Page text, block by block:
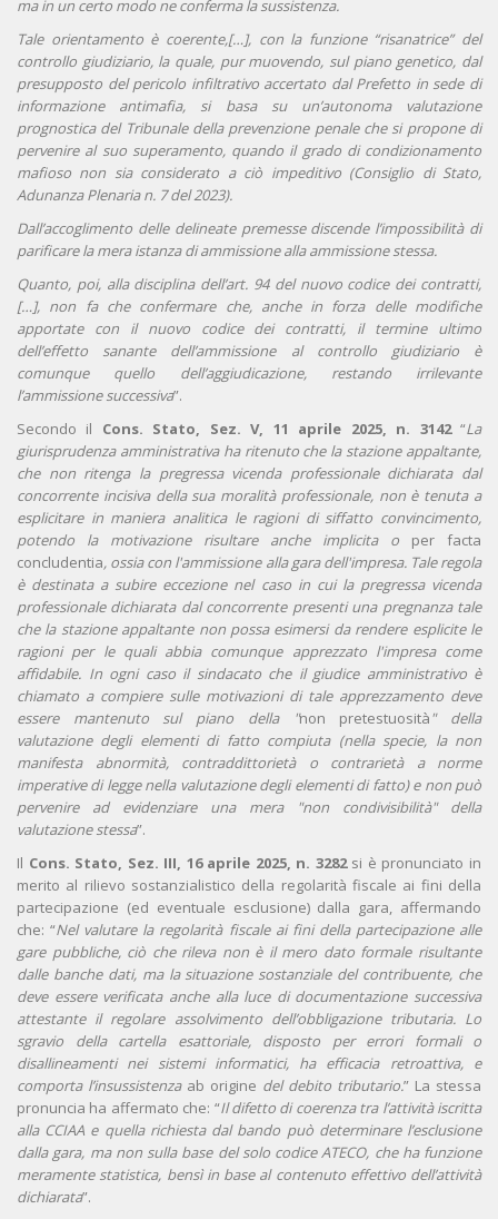
ma in un certo modo ne conferma la sussistenza.
Tale orientamento è coerente,[…], con la funzione “risanatrice” del
controllo giudiziario, la quale, pur muovendo, sul piano genetico, dal
presupposto del pericolo infiltrativo accertato dal Prefetto in sede di
informazione antimafia, si basa su un’autonoma valutazione
prognostica del Tribunale della prevenzione penale che si propone di
pervenire al suo superamento, quando il grado di condizionamento
mafioso non sia considerato a ciò impeditivo (Consiglio di Stato,
Adunanza Plenaria n. 7 del 2023).
Dall’accoglimento delle delineate premesse discende l’impossibilità di
parificare la mera istanza di ammissione alla ammissione stessa.
Quanto, poi, alla disciplina dell’art. 94 del nuovo codice dei contratti,
[…], non fa che confermare che, anche in forza delle modifiche
apportate con il nuovo codice dei contratti, il termine ultimo
dell’effetto sanante dell’ammissione al controllo giudiziario è
comunque quello dell’aggiudicazione, restando irrilevante
l’ammissione successiva”.
Secondo il Cons. Stato, Sez. V, 11 aprile 2025, n. 3142“La
giurisprudenza amministrativa ha ritenuto che la stazione appaltante,
che non ritenga la pregressa vicenda professionale dichiarata dal
concorrente incisiva della sua moralità professionale, non è tenuta a
esplicitare in maniera analitica le ragioni di siffatto convincimento,
potendo la motivazione risultare anche implicita o per facta
concludentia, ossia con l'ammissione alla gara dell'impresa. Tale regola
è destinata a subire eccezione nel caso in cui la pregressa vicenda
professionale dichiarata dal concorrente presenti una pregnanza tale
che la stazione appaltante non possa esimersi da rendere esplicite le
ragioni per le quali abbia comunque apprezzato l'impresa come
affidabile. In ogni caso il sindacato che il giudice amministrativo è
chiamato a compiere sulle motivazioni di tale apprezzamento deve
essere mantenuto sul piano della "non pretestuosità" della
valutazione degli elementi di fatto compiuta (nella specie, la non
manifesta abnormità, contraddittorietà o contrarietà a norme
imperative di legge nella valutazione degli elementi di fatto) e non può
pervenire ad evidenziare una mera "non condivisibilità" della
valutazione stessa”.
Il Cons. Stato, Sez. III, 16 aprile 2025, n. 3282si è pronunciato in
merito al rilievo sostanzialistico della regolarità fiscale ai fini della
partecipazione (ed eventuale esclusione) dalla gara, affermando
che: “Nel valutare la regolarità fiscale ai fini della partecipazione alle
gare pubbliche, ciò che rileva non è il mero dato formale risultante
dalle banche dati, ma la situazione sostanziale del contribuente, che
deve essere verificata anche alla luce di documentazione successiva
attestante il regolare assolvimento dell’obbligazione tributaria. Lo
sgravio della cartella esattoriale, disposto per errori formali o
disallineamenti nei sistemi informatici, ha efficacia retroattiva, e
comporta l’insussistenza ab origine del debito tributario.” La stessa
pronuncia ha affermato che: “Il difetto di coerenza tra l’attività iscritta
alla CCIAA e quella richiesta dal bando può determinare l’esclusione
dalla gara, ma non sulla base del solo codice ATECO, che ha funzione
meramente statistica, bensì in base al contenuto effettivo dell’attività
dichiarata”.